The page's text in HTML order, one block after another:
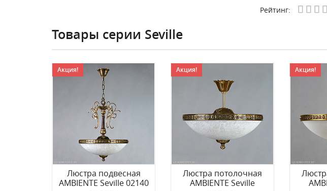
Рейтинг:
Товары серии Seville
Акция!
Люстра подвесная
AMBIENTE Seville 02140
Акция!
Люстра потолочная
AMBIENTE Seville
Акция!